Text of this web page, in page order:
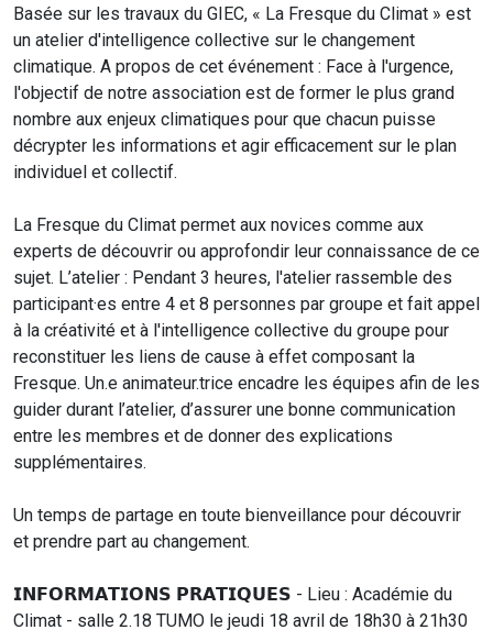
Basée sur les travaux du GIEC, « La Fresque du Climat » est
un atelier d'intelligence collective sur le changement
climatique. A propos de cet événement : Face à l'urgence,
l'objectif de notre association est de former le plus grand
nombre aux enjeux climatiques pour que chacun puisse
décrypter les informations et agir efficacement sur le plan
individuel et collectif.
La Fresque du Climat permet aux novices comme aux
experts de découvrir ou approfondir leur connaissance de ce
sujet. L’atelier : Pendant 3 heures, l'atelier rassemble des
participant·es entre 4 et 8 personnes par groupe et fait appel
à la créativité et à l'intelligence collective du groupe pour
reconstituer les liens de cause à effet composant la
Fresque. Un.e animateur.trice encadre les équipes afin de les
guider durant l’atelier, d’assurer une bonne communication
entre les membres et de donner des explications
supplémentaires.
Un temps de partage en toute bienveillance pour découvrir
et prendre part au changement.
𝗜𝗡𝗙𝗢𝗥𝗠𝗔𝗧𝗜𝗢𝗡𝗦 𝗣𝗥𝗔𝗧𝗜𝗤𝗨𝗘𝗦 - Lieu : Académie du
Climat - salle 2.18 TUMO le jeudi 18 avril de 18h30 à 21h30